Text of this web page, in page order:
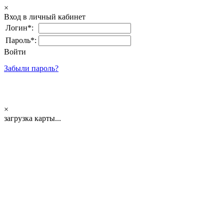
×
Вход в личный кабинет
Логин*:
Пароль*:
Войти
Забыли пароль?
×
загрузка карты...